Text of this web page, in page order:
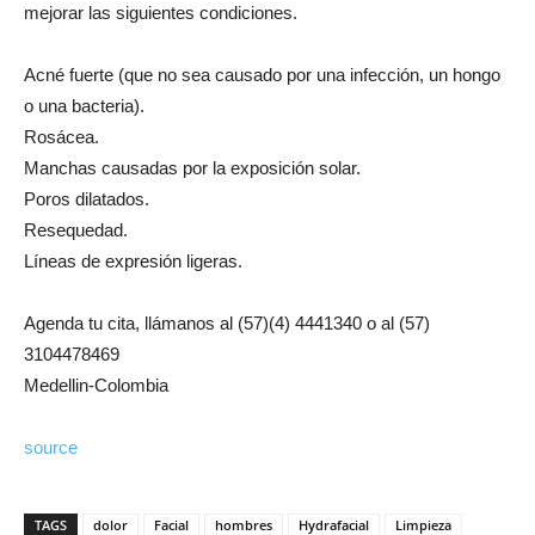
mejorar las siguientes condiciones.
Acné fuerte (que no sea causado por una infección, un hongo
o una bacteria).
Rosácea.
Manchas causadas por la exposición solar.
Poros dilatados.
Resequedad.
Líneas de expresión ligeras.
Agenda tu cita, llámanos al (57)(4) 4441340 o al (57)
3104478469
Medellin-Colombia
source
TAGS dolor Facial hombres Hydrafacial
Limpieza